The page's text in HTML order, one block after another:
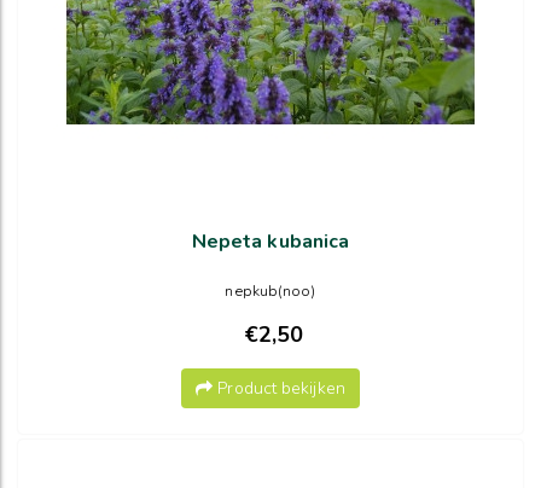
Nepeta kubanica
nepkub(noo)
€2,50
Product bekijken